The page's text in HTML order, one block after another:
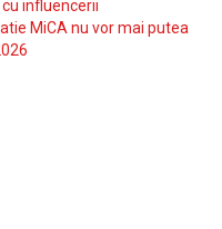
influencerii
MiCA nu vor mai putea